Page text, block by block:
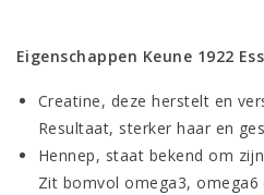
Eigenschappen Keune 1922
Creatine, deze herstelt en
Resultaat, sterker haar en
Hennep, staat bekend om
Zit bomvol omega3, omega6